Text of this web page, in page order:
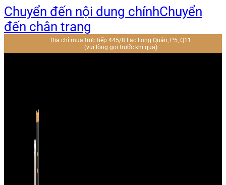
Chuyển đến nội dung chínhChuyển
đến chân trang
Địa chỉ mua trực tiếp 445/8 Lạc Long Quân, P5, Q11
(vui lòng gọi trước khi qua)